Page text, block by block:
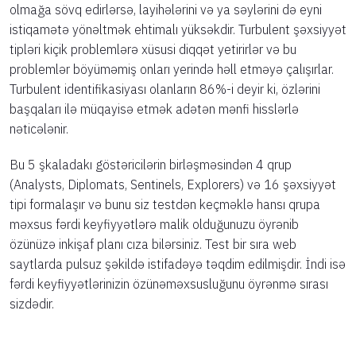
olmağa sövq edirlərsə, layihələrini və ya səylərini də eyni
istiqamətə yönəltmək ehtimalı yüksəkdir. Turbulent şəxsiyyət
tipləri kiçik problemlərə xüsusi diqqət yetirirlər və bu
problemlər böyüməmiş onları yerində həll etməyə çalışırlar.
Turbulent identifikasiyası olanların 86%-i deyir ki, özlərini
başqaları ilə müqayisə etmək adətən mənfi hisslərlə
nəticələnir.
Bu 5 şkaladakı göstəricilərin birləşməsindən 4 qrup
(Analysts, Diplomats, Sentinels, Explorers) və 16 şəxsiyyət
tipi formalaşır və bunu siz testdən keçməklə hansı qrupa
məxsus fərdi keyfiyyətlərə malik olduğunuzu öyrənib
özünüzə inkişaf planı cıza bilərsiniz. Test bir sıra web
saytlarda pulsuz şəkildə istifadəyə təqdim edilmişdir. İndi isə
fərdi keyfiyyətlərinizin özünəməxsusluğunu öyrənmə sırası
sizdədir.